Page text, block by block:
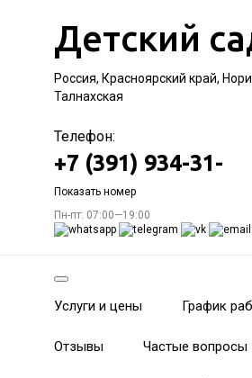
Детский
Россия, Красноярский край,
Талнахская
Телефон:
+7 (391) 934-31-
Показать номер
Пн-пт: 07:00—19:00
Услуги и цены График
Отзывы Частые вопросы